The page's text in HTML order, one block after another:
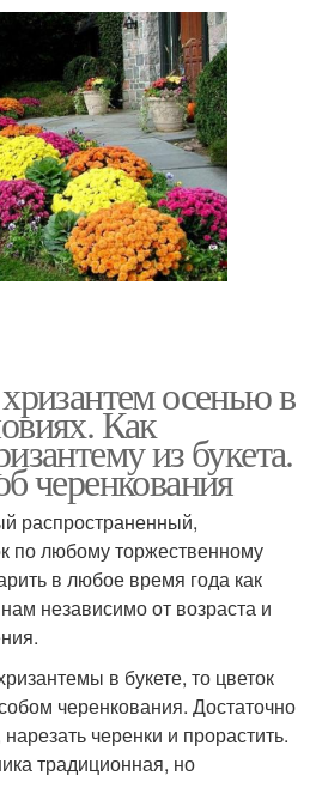
осенью в
Как
из букета.
черенкования
распространенный,
по любому торжественному
в любое время года как
независимо от возраста и
в букете, то цветок
черенкования. Достаточно
черенки и прорастить.
традиционная, но